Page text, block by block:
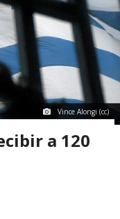
Vince Alongi (cc)
a 120